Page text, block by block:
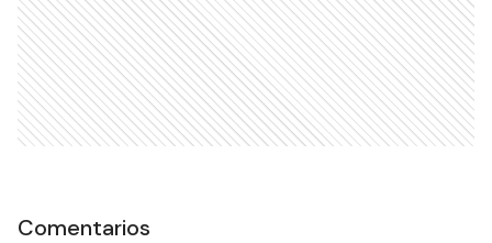
Comentarios